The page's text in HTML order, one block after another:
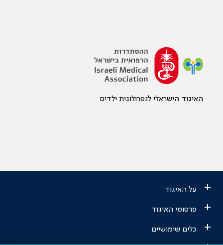
האיגוד הישראלי לנפרולוגית ילדים
+ על האיגוד
+ פרסומי האיגוד
+ כלים שימושיים